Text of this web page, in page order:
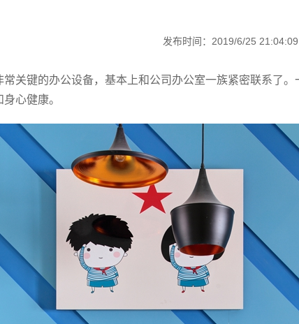
发布时间：2019/6/25
常关键的办公设备，基本上和公司办公室一族紧密联系了
心健康。